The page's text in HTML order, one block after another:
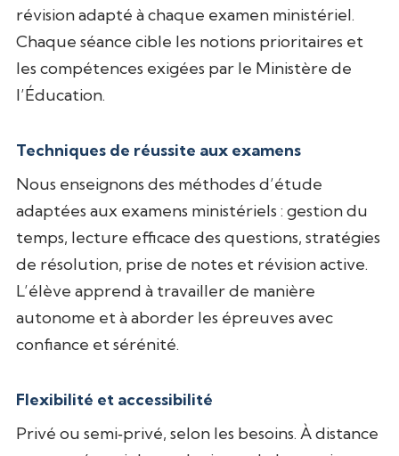
révision adapté à chaque examen ministériel.
Chaque séance cible les notions prioritaires et
les compétences exigées par le Ministère de
l’Éducation.
Techniques de réussite aux examens
Nous enseignons des méthodes d’étude
adaptées aux examens ministériels : gestion du
temps, lecture efficace des questions, stratégies
de résolution, prise de notes et révision active.
L’élève apprend à travailler de manière
autonome et à aborder les épreuves avec
confiance et sérénité.
Flexibilité et accessibilité
Privé ou semi‑privé, selon les besoins. À distance